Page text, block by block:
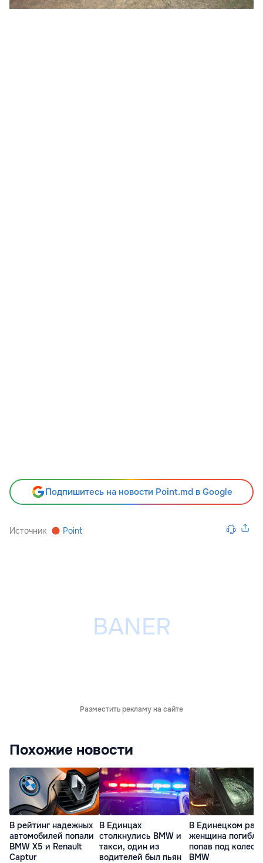
Подпишитесь на новости Point.md в Google
Источник Point
Разместить рекламу на сайте
Похожие новости
В рейтинг надежных
автомобилей попали
BMW X5 и Renault
Captur
В Единцах
столкнулись BMW и
такси, один из
водителей был пьян
В Единецком
женщина погибла,
попав под колеса
BMW